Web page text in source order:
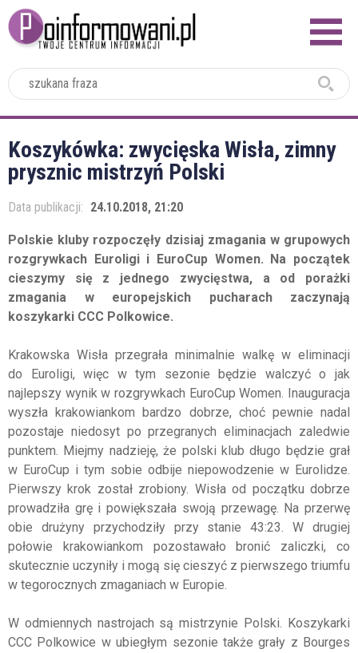
Koszykówka: zwycięska Wisła, zimny
prysznic mistrzyń Polski
Data publikacji: 24.10.2018, 21:20
Polskie kluby rozpoczęły dzisiaj zmagania w grupowych
rozgrywkach Euroligi i EuroCup Women. Na początek
cieszymy się z jednego zwycięstwa, a od porażki
zmagania w europejskich pucharach zaczynają
koszykarki CCC Polkowice.
Krakowska Wisła przegrała minimalnie walkę w eliminacji
do Euroligi, więc w tym sezonie będzie walczyć o jak
najlepszy wynik w rozgrywkach EuroCup Women. Inauguracja
wyszła krakowiankom bardzo dobrze, choć pewnie nadal
pozostaje niedosyt po przegranych eliminacjach zaledwie
punktem. Miejmy nadzieję, że polski klub długo będzie grał
w EuroCup i tym sobie odbije niepowodzenie w Eurolidze.
Pierwszy krok został zrobiony. Wisła od początku dobrze
prowadziła grę i powiększała swoją przewagę. Na przerwę
obie drużyny przychodziły przy stanie 43:23. W drugiej
połowie krakowiankom pozostawało bronić zaliczki, co
skutecznie uczyniły i mogą się cieszyć z pierwszego triumfu
w tegorocznych zmaganiach w Europie.
W odmiennych nastrojach są mistrzynie Polski. Koszykarki
CCC Polkowice w ubiegłym sezonie także grały z Bourges